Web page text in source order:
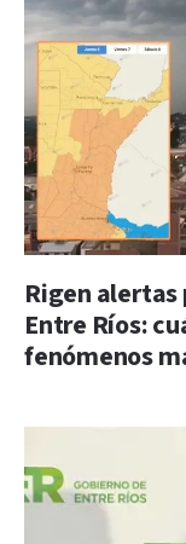
Rigen
Entre Ríos:
fenómenos